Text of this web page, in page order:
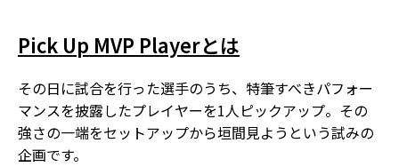
Pick Up MVP Playerとは
その日に試合を行った選手のうち、特筆すべきパフォー
マンスを披露したプレイヤーを1人ピックアップ。その
強さの一端をセットアップから垣間見ようという試みの
企画です。